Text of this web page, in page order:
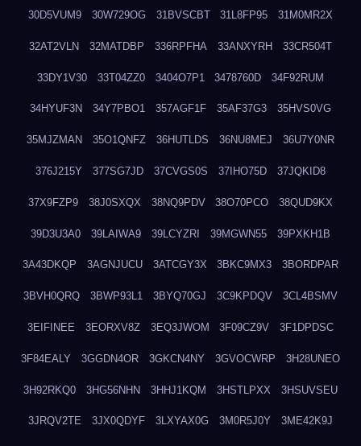
30D5VUM9 30W729OG 31BVSCBT 31L8FP95 31M0MR2X
32AT2VLN 32MATDBP 336RPFHA 33ANXYRH 33CR504T
33DY1V30 33T04ZZ0 3404O7P1 3478760D 34F92RUM
34HYUF3N 34Y7PBO1 357AGF1F 35AF37G3 35HVS0VG
35MJZMAN 35O1QNFZ 36HUTLDS 36NU8MEJ 36U7Y0NR
376J215Y 377SG7JD 37CVGS0S 37IHO75D 37JQKID8
37X9FZP9 38J0SXQX 38NQ9PDV 38O70PCO 38QUD9KX
39D3U3A0 39LAIWA9 39LCYZRI 39MGWN55 39PXKH1B
3A43DKQP 3AGNJUCU 3ATCGY3X 3BKC9MX3 3BORDPAR
3BVH0QRQ 3BWP93L1 3BYQ70GJ 3C9KPDQV 3CL4BSMV
3EIFINEE 3EORXV8Z 3EQ3JWOM 3F09CZ9V 3F1DPDSC
3F84EALY 3GGDN4OR 3GKCN4NY 3GVOCWRP 3H28UNEO
3H92RKQ0 3HG56NHN 3HHJ1KQM 3HSTLPXX 3HSUVSEU
3JRQV2TE 3JX0QDYF 3LXYAX0G 3M0R5J0Y 3ME42K9J